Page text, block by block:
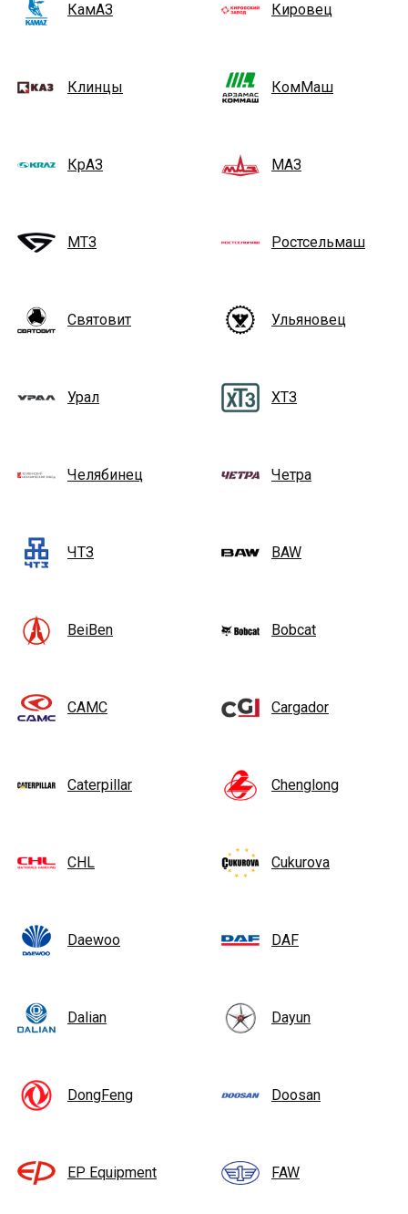
КамАЗ Кировец
Клинцы КомМаш
КрАЗ МАЗ
МТЗ Ростсельмаш
Святовит Ульяновец
Урал ХТЗ
Челябинец Четра
ЧТЗ BAW
BeiBen Bobcat
CAMC Cargador
Caterpillar Chenglong
CHL Cukurova
Daewoo DAF
Dalian Dayun
DongFeng Doosan
EP Equipment FAW